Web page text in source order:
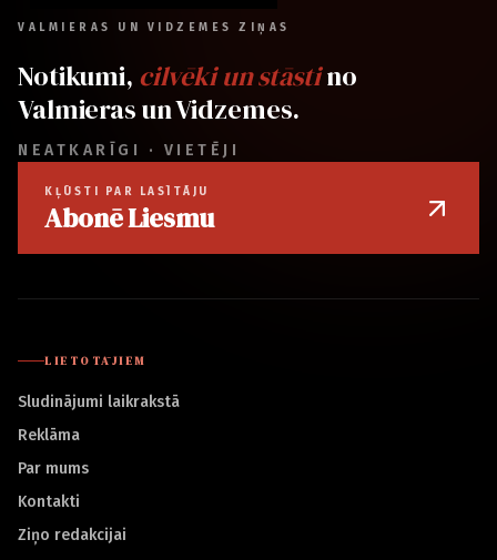
VALMIERAS UN VIDZEMES ZIŅAS
Notikumi, cilvēki un stāstino
Valmieras un Vidzemes.
NEATKARĪGI · VIETĒJI
KĻŪSTI PAR LASĪTĀJU
Abonē Liesmu
LIETOTĀJIEM
Sludinājumi laikrakstā
Reklāma
Par mums
Kontakti
Ziņo redakcijai